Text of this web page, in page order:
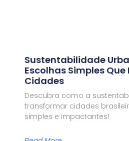
Sustentabilidade
Escolhas Simples
Cidades
Descubra como a
transformar cidades
simples e impactantes!